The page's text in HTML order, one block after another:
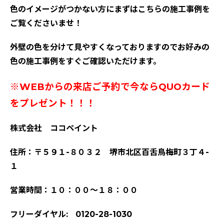
色のイメージがつかない方にまずはこちらの施工事例を
ご覧くださいませ！
外壁の色を分けて見やすくなっておりますのでお好みの
色の施工事例をすぐご確認いただけます。
※WEBからの来店ご予約で今ならQUOカード
をプレゼント！！！
株式会社 ココペイント
住所：〒５９１-８０３２ 堺市北区百舌鳥梅町３丁４-
１
営業時間：１０：００～１８：００
フリーダイヤル: 0120-28-1030